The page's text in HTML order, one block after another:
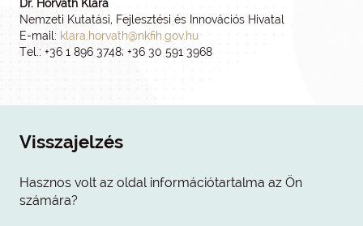
Dr. Horváth Klára
Nemzeti Kutatási, Fejlesztési és Innovációs Hivatal
E-mail: klara.horvath@nkfih.gov.hu
Tel.: +36 1 896 3748; +36 30 591 3968
Visszajelzés
Hasznos volt az oldal információtartalma az Ön
számára?